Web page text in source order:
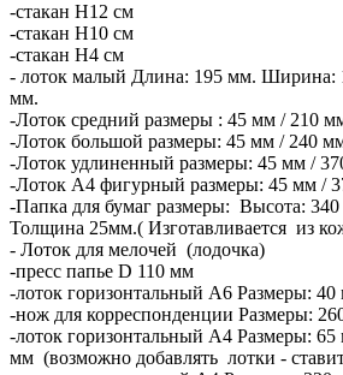
-стакан Н12 см
-стакан Н10 см
-стакан Н4 см
- лоток малый Длина: 195 мм. Ширина:
мм.
-Лоток средний размеры : 45 мм / 210
-Лоток большой размеры: 45 мм / 240
-Лоток удлиненный размеры: 45 мм /
-Лоток А4 фигурный размеры: 45 мм /
-Папка для бумаг размеры: Высота:
Толщина 25мм.( Изготавливается из
- Лоток для мелочей (лодочка)
-пресс папье D 110 мм
-лоток горизонтальный А6 Размеры:
-нож для корреспонденции Размеры:
-лоток горизонтальный А4 Размеры:
мм (возможно добавлять лотки -